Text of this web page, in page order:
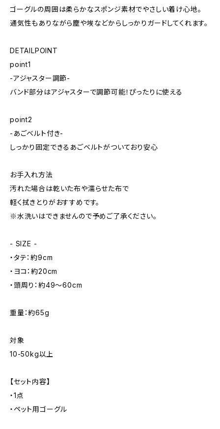
ゴーグルの周囲は柔らかなスポンジ素材でやさしい着け心地。
通気性もありながら塵や埃などからしっかりガードしてくれます。
DETAILPOINT
point1
-アジャスター調節-
バンド部分はアジャスターで調節可能！ぴったりに使える
point2
-あごベルト付き-
しっかり固定できるあごベルトがついており安心
お手入れ方法
汚れた場合は乾いた布や濡らせた布で
軽く拭きとりがおすすめです。
※水洗いはできませんので予めご了承ください。
- SIZE -
・タテ：約9cm
・ヨコ：約20cm
・頭周り：約49～60cm
重量：約65g
対象
10-50kg以上
【セット内容】
・1点
・ペット用ゴーグル